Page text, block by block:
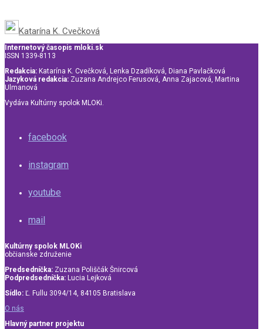
Katarína K. Cvečková
Internetový časopis mloki.sk
ISSN 1339-8113
Redakcia: Katarína K. Cvečková, Lenka Dzadíková, Diana Pavlačková
Jazyková redakcia: Zuzana Andrejco Ferusová, Anna Zajacová, Martina
Ulmanová
Vydáva Kultúrny spolok MLOKi.
facebook
instagram
youtube
mail
Kultúrny spolok MLOKi
občianske združenie
Predsedníčka: Zuzana Poliščák Šnircová
Podpredsedníčka: Lucia Lejková
Sídlo: Ľ. Fullu 3094/14, 84105 Bratislava
O nás
Hlavný partner projektu